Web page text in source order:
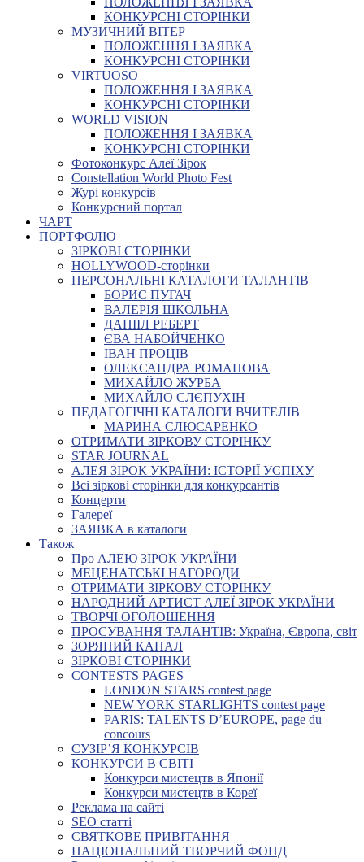
КОНКУРСНІ СТОРІНКИ
МУЗИЧНИЙ ВІТЕР
ПОЛОЖЕННЯ І ЗАЯВКА
КОНКУРСНІ СТОРІНКИ
VIRTUOSO
ПОЛОЖЕННЯ І ЗАЯВКА
КОНКУРСНІ СТОРІНКИ
WORLD VISION
ПОЛОЖЕННЯ І ЗАЯВКА
КОНКУРСНІ СТОРІНКИ
Фотоконкурс Алеї Зірок
Constellation World Photo Fest
Журі конкурсів
Конкурсний портал
ЧАРТ
ПОРТФОЛІО
ЗІРКОВІ СТОРІНКИ
HOLLYWOOD-сторінки
ПЕРСОНАЛЬНІ КАТАЛОГИ ТАЛАНТІВ
БОРИС ПУГАЧ
ВАЛЕРІЯ ШКОЛЬНА
ДАНІІЛ РЕБЕРТ
ЄВА НАБОЙЧЕНКО
ІВАН ПРОЦІВ
ОЛЕКСАНДРА РОМАНОВА
МИХАЙЛО ЖУРБА
МИХАЙЛО СЛЄПУХІН
ПЕДАГОГІЧНІ КАТАЛОГИ ВЧИТЕЛІВ
МАРИНА СЛЮСАРЕНКО
ОТРИМАТИ ЗІРКОВУ СТОРІНКУ
STAR JOURNAL
АЛЕЯ ЗІРОК УКРАЇНИ: ІСТОРІЇ УСПІХУ
Всі зіркові сторінки для конкурсантів
Концерти
Галереї
ЗАЯВКА в каталоги
Також
Про АЛЕЮ ЗІРОК УКРАЇНИ
МЕЦЕНАТСЬКІ НАГОРОДИ
ОТРИМАТИ ЗІРКОВУ СТОРІНКУ
НАРОДНИЙ АРТИСТ АЛЕЇ ЗІРОК УКРАЇНИ
ТВОРЧІ ОГОЛОШЕННЯ
ПРОСУВАННЯ ТАЛАНТІВ: Україна, Європа, світ
ЗОРЯНИЙ КАНАЛ
ЗІРКОВІ СТОРІНКИ
CONTESTS PAGES
LONDON STARS contest page
NEW YORK STARLIGHTS contest page
PARIS: TALENTS D’EUROPE, page du
concours
СУЗІР’Я КОНКУРСІВ
КОНКУРСИ В СВІТІ
Конкурси мистецтв в Японії
Конкурси мистецтв в Кореї
Реклама на сайті
SEO статті
СВЯТКОВЕ ПРИВІТАННЯ
НАЦІОНАЛЬНИЙ ТВОРЧИЙ ФОНД